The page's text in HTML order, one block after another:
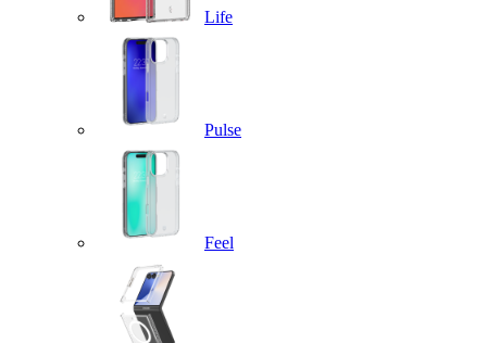
Life
Pulse
Feel